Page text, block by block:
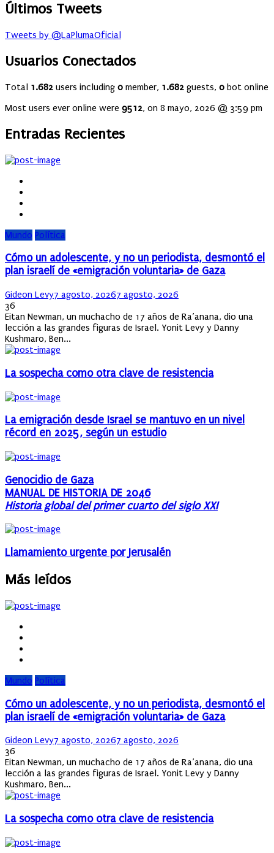
Últimos Tweets
Tweets by @LaPlumaOficial
Usuarios Conectados
Total 1.682 users including 0 member, 1.682 guests, 0 bot online
Most users ever online were 9512, on 8 mayo, 2026 @ 3:59 pm
Entradas Recientes
Mundo Política
Cómo un adolescente, y no un periodista, desmontó el
plan israelí de «emigración voluntaria» de Gaza
Author
Gideon LevyPosted
7 agosto, 20267 agosto, 2026
36
Eitan Newman, un muchacho de 17 años de Ra’anana, dio una
lección a las grandes figuras de Israel. Yonit Levy y Danny
Kushmaro, Ben...
La sospecha como otra clave de resistencia
La emigración desde Israel se mantuvo en un nivel
récord en 2025, según un estudio
Genocidio de Gaza
MANUAL DE HISTORIA DE 2046
Historia global del primer cuarto del siglo XXI
Llamamiento urgente por Jerusalén
Más leídos
Mundo Política
Cómo un adolescente, y no un periodista, desmontó el
plan israelí de «emigración voluntaria» de Gaza
Author
Gideon LevyPosted
7 agosto, 20267 agosto, 2026
36
Eitan Newman, un muchacho de 17 años de Ra’anana, dio una
lección a las grandes figuras de Israel. Yonit Levy y Danny
Kushmaro, Ben...
La sospecha como otra clave de resistencia